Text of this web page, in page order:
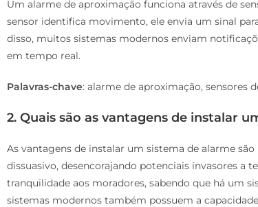
Um alarme de aproximação funciona através de
sensor identifica movimento, ele envia um sinal
disso, muitos sistemas modernos enviam
em tempo real.
Palavras-chave: alarme de aproximação, sensores
2. Quais são as vantagens de instalar
As vantagens de instalar um sistema de alarme
dissuasivo, desencorajando potenciais invasores a
tranquilidade aos moradores, sabendo que há um
sistemas modernos também possuem a